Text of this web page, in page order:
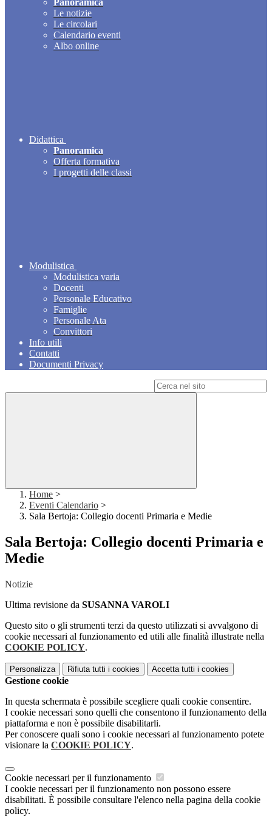
Panoramica
Le notizie
Le circolari
Calendario eventi
Albo online
Didattica
Panoramica
Offerta formativa
I progetti delle classi
Modulistica
Modulistica varia
Docenti
Personale Educativo
Famiglie
Personale Ata
Convittori
Info utili
Contatti
Documenti Privacy
Home >
Eventi Calendario >
Sala Bertoja: Collegio docenti Primaria e Medie
Sala Bertoja: Collegio docenti Primaria e
Medie
Notizie
Ultima revisione da SUSANNA VAROLI
Questo sito o gli strumenti terzi da questo utilizzati si avvalgono di
cookie necessari al funzionamento ed utili alle finalità illustrate nella
COOKIE POLICY.
Personalizza Rifiuta tutti i cookies Accetta tutti i cookies
Gestione cookie
In questa schermata è possibile scegliere quali cookie consentire.
I cookie necessari sono quelli che consentono il funzionamento della
piattaforma e non è possibile disabilitarli.
Per conoscere quali sono i cookie necessari al funzionamento potete
visionare la COOKIE POLICY.
Cookie necessari per il funzionamento
I cookie necessari per il funzionamento non possono essere
disabilitati. È possibile consultare l'elenco nella pagina della cookie
policy.